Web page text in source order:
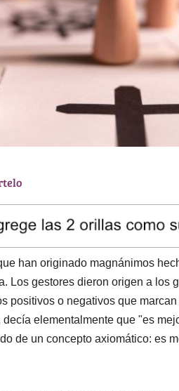
han originado magnánimos
Los gestores dieron origen a los
positivos o negativos que
elementalmente que "es
de un concepto axiomático: es